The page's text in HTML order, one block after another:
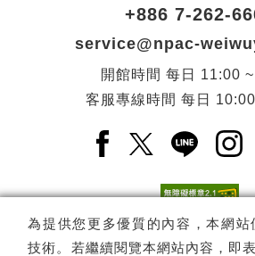
為提供您更多優質的內容，本網
技術。若繼續閱覽本網站內容，即
+886 7-262-
service@npac-
開館時間 每日
11:00
客服專線時間 每日
Facebook(另開新
X(另開新視窗)
LINE(另